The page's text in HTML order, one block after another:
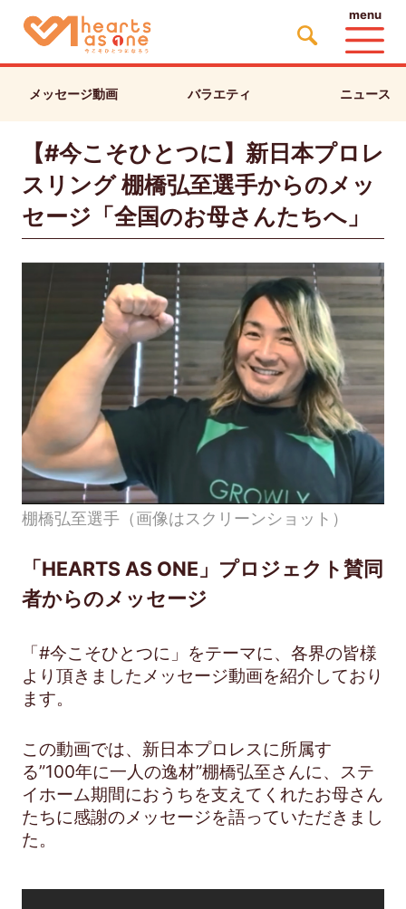
menu
メッセージ動画 バラエティ ニュース
【#今こそひとつに】新日本プロレ
スリング 棚橋弘至選手からのメッ
セージ「全国のお母さんたちへ」
棚橋弘至選手（画像はスクリーンショット）
「HEARTS AS ONE」プロジェクト賛同
者からのメッセージ
「#今こそひとつに」をテーマに、各界の皆様
より頂きましたメッセージ動画を紹介しており
ます。
この動画では、新日本プロレスに所属す
る”100年に一人の逸材”棚橋弘至さんに、ステ
イホーム期間におうちを支えてくれたお母さん
たちに感謝のメッセージを語っていただきまし
た。